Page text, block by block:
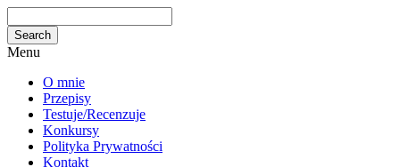
Menu
O mnie
Przepisy
Testuje/Recenzuje
Konkursy
Polityka Prywatności
Kontakt